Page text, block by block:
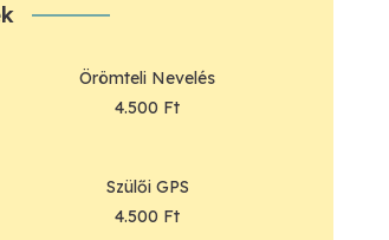
Örömteli Nevelés
4.500 Ft
Szülői GPS
4.500 Ft